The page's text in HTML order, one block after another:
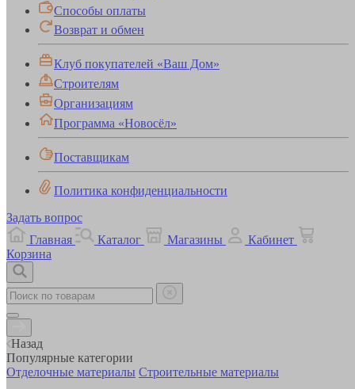
Способы оплаты
Возврат и обмен
Клуб покупателей «Ваш Дом»
Строителям
Организациям
Программа «Новосёл»
Поставщикам
Политика конфиденциальности
Задать вопрос
Главная
Каталог Магазины
Кабинет
Корзина
Назад
Популярные категории
Отделочные материалы Строительные материалы